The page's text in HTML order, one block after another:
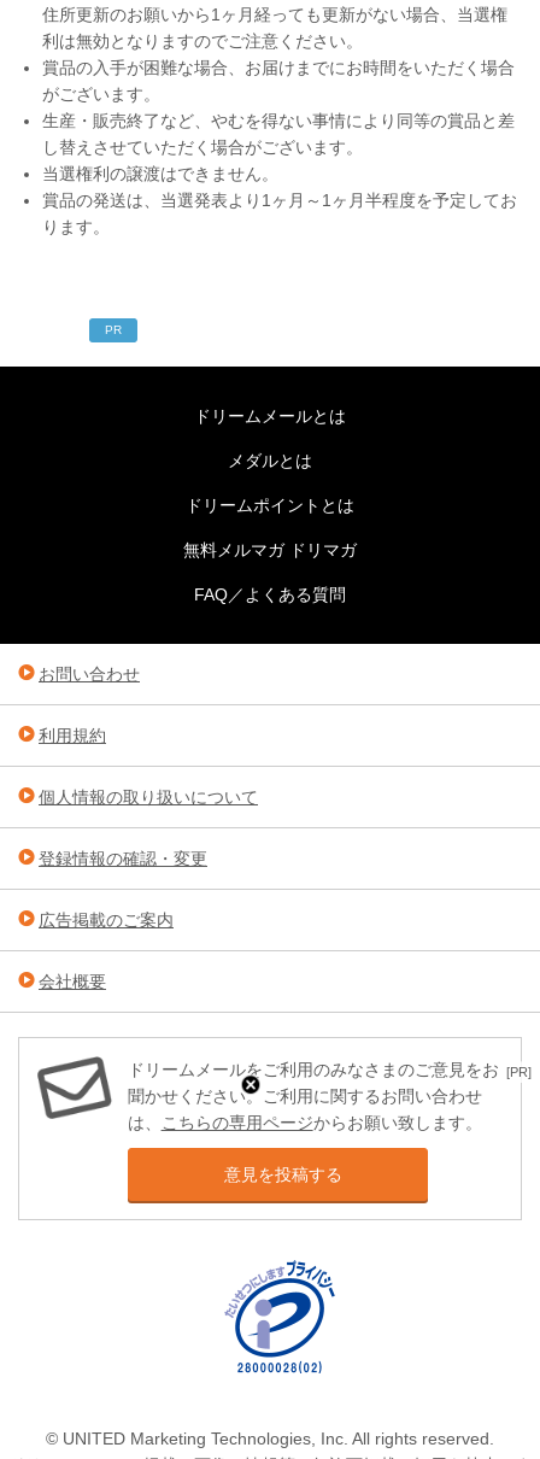
住所更新のお願いから1ヶ月経っても更新がない場合、当選権
利は無効となりますのでご注意ください。
賞品の入手が困難な場合、お届けまでにお時間をいただく場合
がございます。
生産・販売終了など、やむを得ない事情により同等の賞品と差
し替えさせていただく場合がございます。
当選権利の譲渡はできません。
賞品の発送は、当選発表より1ヶ月～1ヶ月半程度を予定してお
ります。
[PR]
PR
ドリームメールとは
メダルとは
ドリームポイントとは
無料メルマガ ドリマガ
FAQ／よくある質問
お問い合わせ
利用規約
個人情報の取り扱いについて
登録情報の確認・変更
広告掲載のご案内
会社概要
ドリームメールをご利用のみなさまのご意見をお
聞かせください。ご利用に関するお問い合わせ
は、
こちらの専用ページからお願い致します。
意見を投稿する
© UNITED Marketing Technologies, Inc. All rights reserved.